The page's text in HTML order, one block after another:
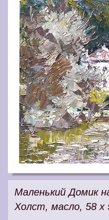
Маленький Домик
Холст, масло, 58 х